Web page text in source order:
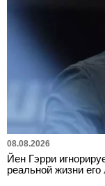
08.08.2026
Йен Гэрри
реальной жизни